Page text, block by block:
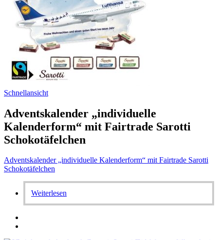
Schnellansicht
Adventskalender „individuelle
Kalenderform“ mit Fairtrade Sarotti
Schokotäfelchen
Adventskalender „individuelle Kalenderform“ mit Fairtrade Sarotti
Schokotäfelchen
Weiterlesen